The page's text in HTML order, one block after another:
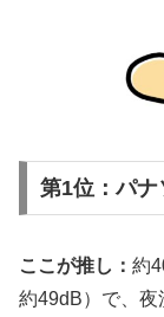
第1位：パナ
ここが推し： 約
約49dB）で、夜